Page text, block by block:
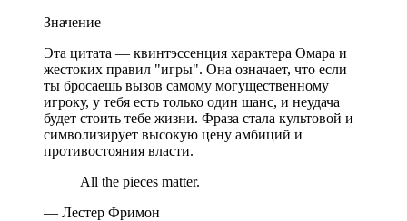
Значение
Эта цитата — квинтэссенция характера Омара и
жестоких правил "игры". Она означает, что если
ты бросаешь вызов самому могущественному
игроку, у тебя есть только один шанс, и неудача
будет стоить тебе жизни. Фраза стала культовой и
символизирует высокую цену амбиций и
противостояния власти.
All the pieces matter.
— Лестер Фримон